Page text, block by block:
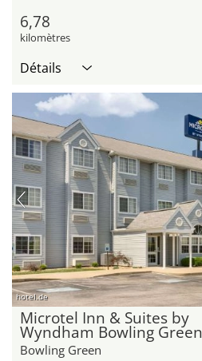
6,78
kilomètres
Détails
hotel.de
Microtel Inn & Suites by
Wyndham Bowling Green
Bowling Green